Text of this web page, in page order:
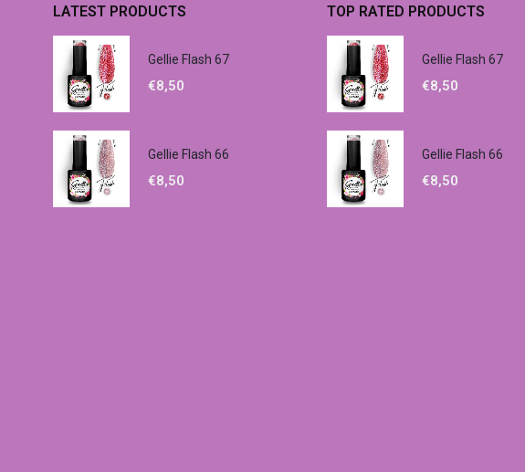
LATEST PRODUCTS
Gellie Flash 67
€8,50
Gellie Flash 66
€8,50
TOP RATED PRODUCTS
Gellie Flash 67
€8,50
Gellie Flash 66
€8,50